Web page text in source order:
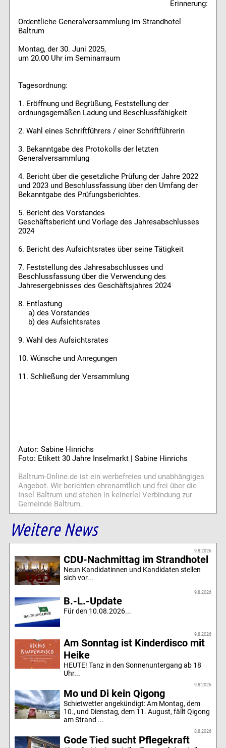
Erinnerung:
Ordentliche Generalversammlung im Strandhotel
Baltrum
Montag, der 30. Juni 2025,
um 20.00 Uhr im Seminarraum
Tagesordnung:
1. Eröffnung und Begrüßung, Feststellung der
ordnungsgemäßen Ladung und Beschlussfähigkeit
2. Wahl eines Schriftführers / einer Schriftführerin
3. Bekanntgabe des Protokolls der letzten
Generalversammlung
4. Bericht über die gesetzliche Prüfung der Jahre 2022
und 2023 und Beschlussfassung über den Umfang der
Bekanntgabe des Prüfungsberichtes.
5. Bericht des Vorstandes
Geschäftsbericht und Vorlage des Jahresabschlusses
2024
6. Bericht des Aufsichtsrates über seine Tätigkeit
7. Feststellung des Jahresabschlusses und
Beschlussfassung über die Verwendung des
Jahresergebnisses des Geschäftsjahres 2024
8. Entlastung
a) des Vorstandes
b) des Aufsichtsrates
9. Wahl des Aufsichtsrates
10. Wünsche und Anregungen
11. Schließung der Versammlung
Autor: Sabine Hinrichs
Foto: Etikett 30 Jahre Inselmarkt | Sabine Hinrichs
Baltrum-Online.de ist ein werbefreies und unabhängiges
Angebot. Wir berichten ehrenamtlich und frei über die
Insel Baltrum und stehen in keinerlei Verbindung zur
Gemeinde Baltrum.
Weitere News
9.8.2026
CDU-Nachmittag im Strandhotel
Neun Kandidatinnen und Kandidaten stellen
sich vor...
9.8.2026
B.-L.-Update
Für den 10.08.2026...
9.8.2026
Am Sonntag ist Kinderdisco mit
Heike
HEUTE! Tanz in den Sonnenuntergang ab 18
Uhr...
9.8.2026
Mo und Di kein Qigong
Schietwetter angekündigt: Am Montag, dem
10., und Dienstag, dem 11. August, fällt Qigong
am Strand ...
8.8.2026
Gode Tied sucht Pflegekraft